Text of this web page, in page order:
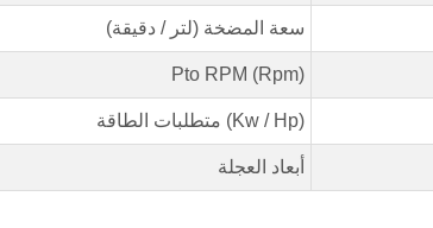
سعة المضخة (لتر / دقيقة)
Pto RPM (Rpm)
متطلبات الطاقة (Kw / Hp)
أبعاد العجلة